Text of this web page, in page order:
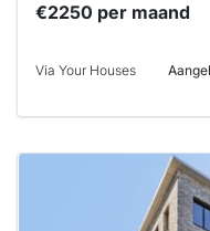
€2250 per maand
Via Your Houses
waarschijnlijk